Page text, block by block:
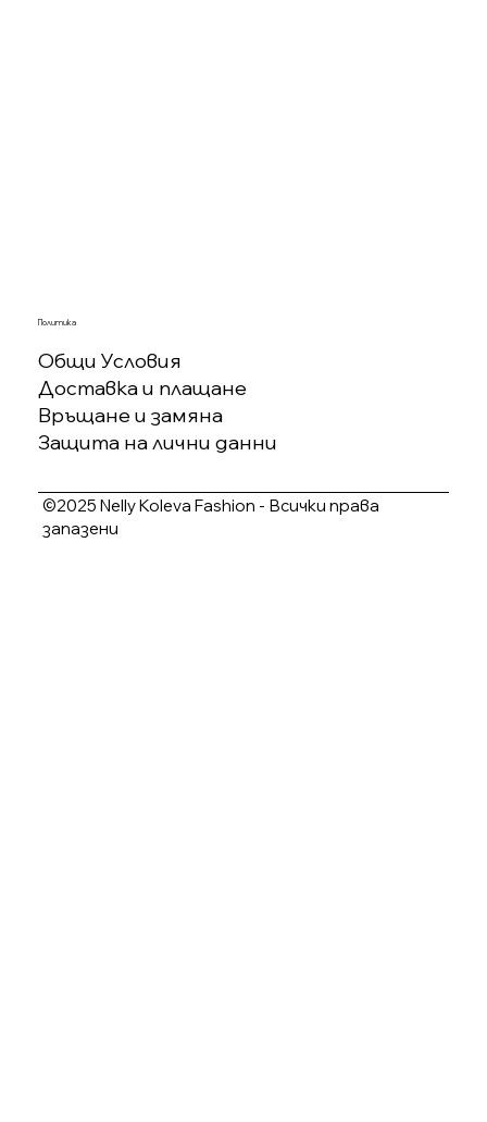
Политика
Общи Условия
Доставка и плащане
Връщане и замяна
Защита на лични данни
©2025 Nelly Koleva Fashion - Всички права
запазени